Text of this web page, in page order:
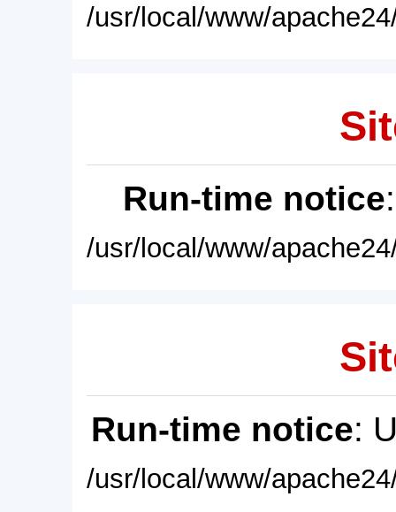
/usr/local/www/
Run-time notice
/usr/local/www/
Run-time notice:
/usr/local/www/